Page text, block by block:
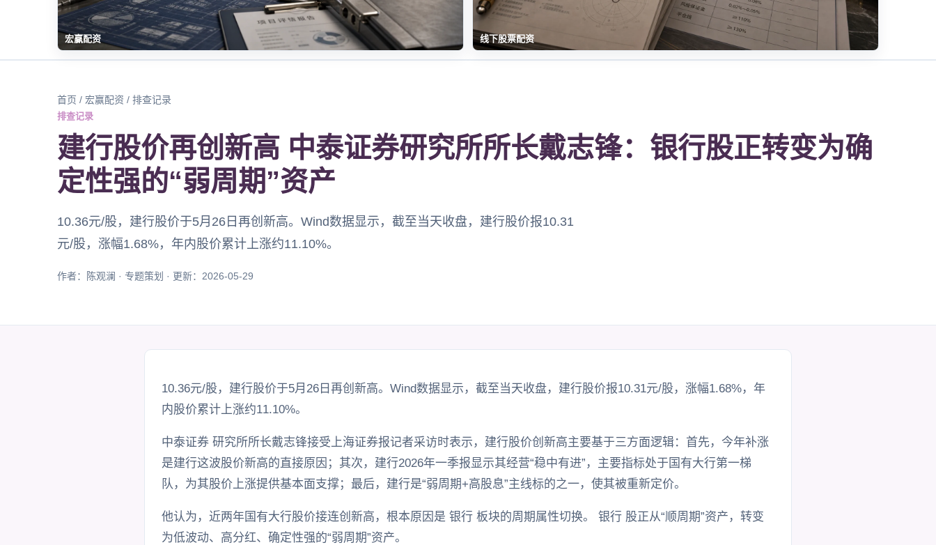
宏赢配资 线下股票配资
首页 / 宏赢配资 / 排查记录
排查记录
建行股价再创新高 中泰证券研究所所长戴志锋：银行股正转变为确
定性强的“弱周期”资产
10.36元/股，建行股价于5月26日再创新高。Wind数据显示，截至当天收盘，建行股价报10.31
元/股，涨幅1.68%，年内股价累计上涨约11.10%。
作者：陈观澜 · 专题策划 · 更新：2026-05-29
10.36元/股，建行股价于5月26日再创新高。Wind数据显示，截至当天收盘，建行股价报10.31元/股，涨幅1.68%，年
内股价累计上涨约11.10%。
中泰证券 研究所所长戴志锋接受上海证券报记者采访时表示，建行股价创新高主要基于三方面逻辑：首先，今年补涨
是建行这波股价新高的直接原因；其次，建行2026年一季报显示其经营“稳中有进”，主要指标处于国有大行第一梯
队，为其股价上涨提供基本面支撑；最后，建行是“弱周期+高股息”主线标的之一，使其被重新定价。
他认为，近两年国有大行股价接连创新高，根本原因是 银行 板块的周期属性切换。 银行 股正从“顺周期”资产，转变
为低波动、高分红、确定性强的“弱周期”资产。